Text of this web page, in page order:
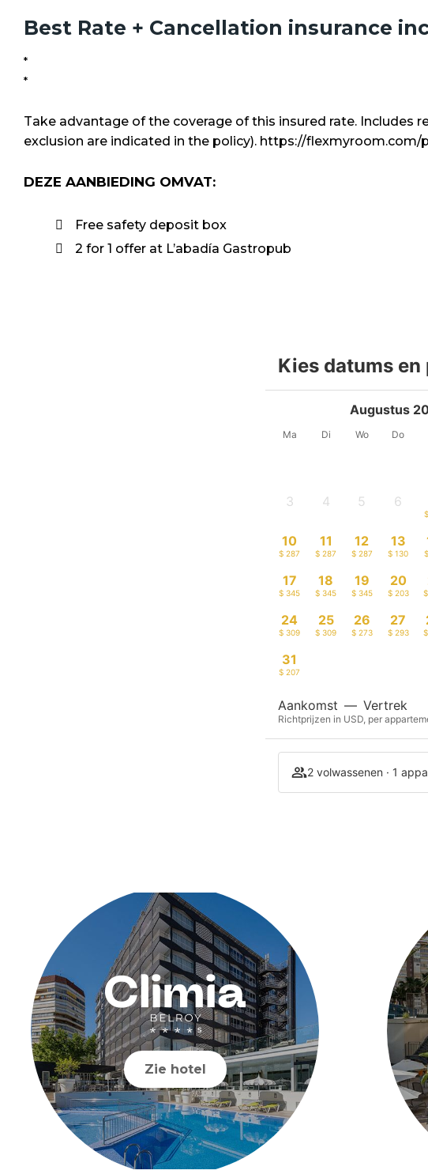
Best Rate + Cancellation insurance
Take advantage of the coverage of this insured rate. Includes
exclusion are indicated in the policy). https://flexmyroom.com/
DEZE AANBIEDING OMVAT:
Free safety deposit box
2 for 1 offer at L’abadía Gastropub
Kies datums en
Augustus
Ma Di Wo Do
3 4 5 6
10
$ 287
11
$ 287
12
$ 287
13
$ 130
17
$ 345
18
$ 345
19
$ 345
20
$ 203
24
$ 309
25
$ 309
26
$ 273
27
$ 293
31
$ 207
Aankomst — Vertrek
Richtprijzen in USD, per
2 volwassenen · 1
Zie hotel